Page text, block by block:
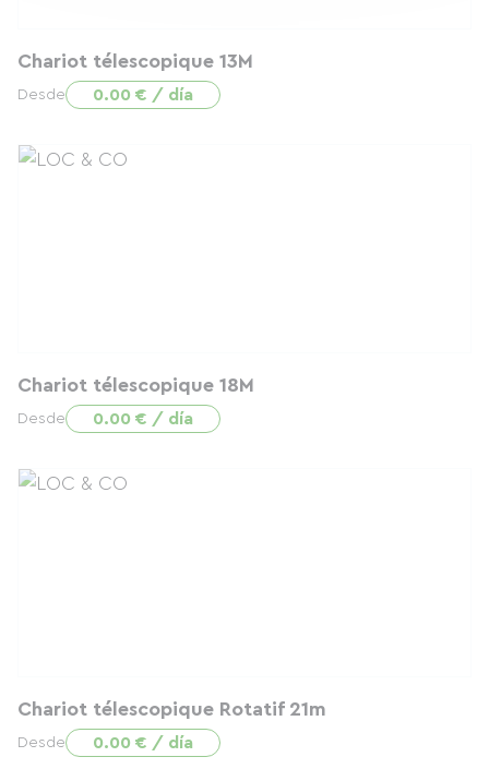
Chariot télescopique 13M
Desde 0.00 € / día
Chariot télescopique 18M
Desde 0.00 € / día
Chariot télescopique Rotatif 21m
Desde 0.00 € / día